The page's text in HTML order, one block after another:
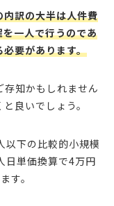
内訳の大半は人件費
一人で行うのであ
要があります。
知かもしれません
良いでしょう。
以下の比較的小規模
日単価換算で4万円
す。